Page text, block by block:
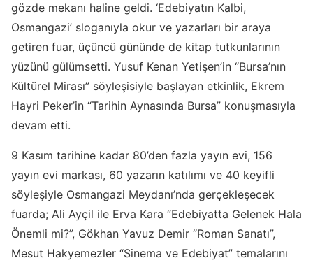
gözde mekanı haline geldi. ‘Edebiyatın Kalbi,
Osmangazi’ sloganıyla okur ve yazarları bir araya
getiren fuar, üçüncü gününde de kitap tutkunlarının
yüzünü gülümsetti. Yusuf Kenan Yetişen’in “Bursa’nın
Kültürel Mirası” söyleşisiyle başlayan etkinlik, Ekrem
Hayri Peker’in “Tarihin Aynasında Bursa” konuşmasıyla
devam etti.
9 Kasım tarihine kadar 80’den fazla yayın evi, 156
yayın evi markası, 60 yazarın katılımı ve 40 keyifli
söyleşiyle Osmangazi Meydanı’nda gerçekleşecek
fuarda; Ali Ayçil ile Erva Kara “Edebiyatta Gelenek Hala
Önemli mi?”, Gökhan Yavuz Demir “Roman Sanatı”,
Mesut Hakyemezler “Sinema ve Edebiyat” temalarını